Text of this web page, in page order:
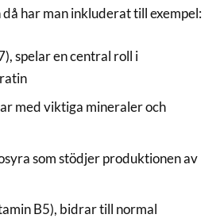
har man inkluderat till exempel:
spelar en central roll i
med viktiga mineraler och
som stödjer produktionen av
B5), bidrar till normal